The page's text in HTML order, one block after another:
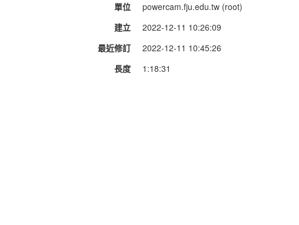
單位
powercam.fju.edu.tw (root)
建立
2022-12-11 10:26:09
最近修訂
2022-12-11 10:45:26
長度
1:18:31